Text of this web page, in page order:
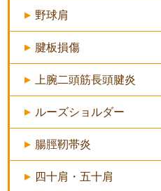
野球肩
腱板損傷
上腕二頭筋長頭腱炎
ルーズショルダー
腸脛靭帯炎
四十肩・五十肩